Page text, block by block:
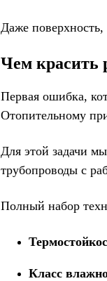
Даже
Чем красить
Первая ошибка,
Отопительному
Для этой задачи
трубопроводы с
Полный набор
Класс